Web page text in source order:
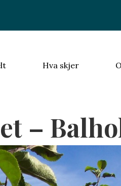
Hva skjer
–